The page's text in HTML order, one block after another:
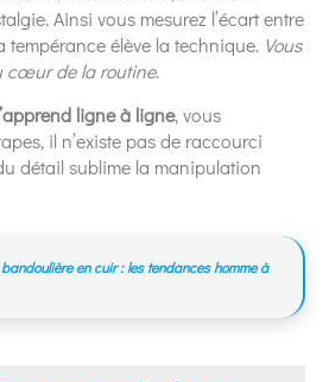
Ainsi vous mesurez l’écart entre
tempérance élève la technique. Vous
cœur de la routine.
ligne à ligne, vous
il n’existe pas de raccourci
détail sublime la manipulation
en cuir : les tendances homme à